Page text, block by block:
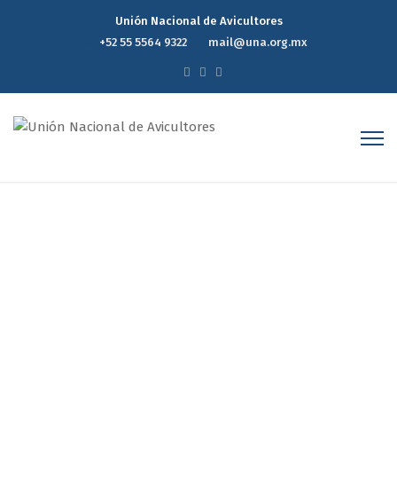
Unión Nacional de Avicultores
+52 55 5564 9322
mail@una.org.mx